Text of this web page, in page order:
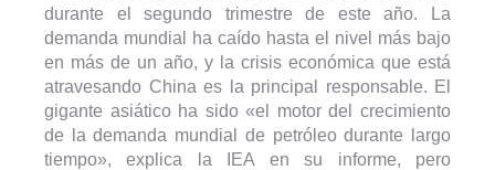
durante el segundo trimestre de este año. La
demanda mundial ha caído hasta el nivel más bajo
en más de un año, y la crisis económica que está
atravesando China es la principal responsable. El
gigante asiático ha sido «el motor del crecimiento
de la demanda mundial de petróleo durante largo
tiempo», explica la IEA en su informe, pero